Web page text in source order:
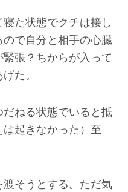
た状態でクチは接し
で自分と相手の心臓
張？ちからが入って
た。
ねる状態でいると抵
起きなかった）至
そうとする。ただ気